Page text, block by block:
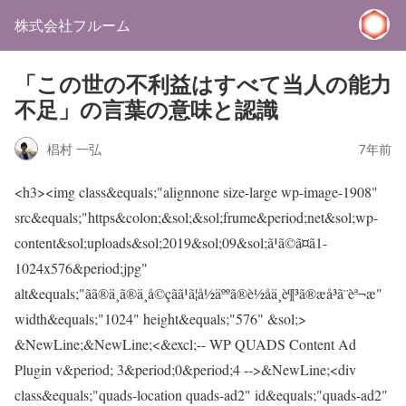
株式会社フルーム
「この世の不利益はすべて当人の能力
不足」の言葉の意味と認識
椙村 一弘 7年前
<h3><img class&equals;"alignnone size-large wp-image-1908"
src&equals;"https&colon;&sol;&sol;frume&period;net&sol;wp-
content&sol;uploads&sol;2019&sol;09&sol;ã¹ã©ã¤ã1-
1024x576&period;jpg"
alt&equals;"ãã®ä¸ã®ä¸å©çãã¹ã¦å½äººã®è½åä¸è¶³ã®æå³ã¨èª¬æ"
width&equals;"1024" height&equals;"576" &sol;>
&NewLine;&NewLine;<&excl;-- WP QUADS Content Ad
Plugin v&period; 3&period;0&period;4 -->&NewLine;<div
class&equals;"quads-location quads-ad2" id&equals;"quads-ad2"